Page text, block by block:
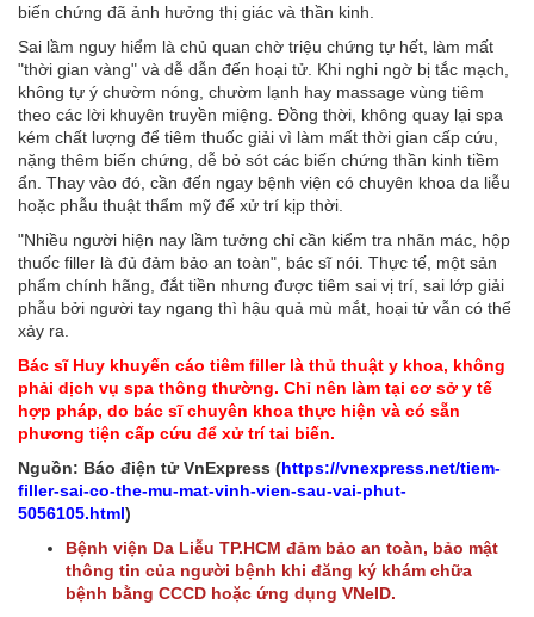
biến chứng đã ảnh hưởng thị giác và thần kinh.
Sai lầm nguy hiểm là chủ quan chờ triệu chứng tự hết, làm mất
"thời gian vàng" và dễ dẫn đến hoại tử. Khi nghi ngờ bị tắc mạch,
không tự ý chườm nóng, chườm lạnh hay massage vùng tiêm
theo các lời khuyên truyền miệng. Đồng thời, không quay lại spa
kém chất lượng để tiêm thuốc giải vì làm mất thời gian cấp cứu,
nặng thêm biến chứng, dễ bỏ sót các biến chứng thần kinh tiềm
ẩn. Thay vào đó, cần đến ngay bệnh viện có chuyên khoa da liễu
hoặc phẫu thuật thẩm mỹ để xử trí kịp thời.
"Nhiều người hiện nay lầm tưởng chỉ cần kiểm tra nhãn mác, hộp
thuốc filler là đủ đảm bảo an toàn", bác sĩ nói. Thực tế, một sản
phẩm chính hãng, đắt tiền nhưng được tiêm sai vị trí, sai lớp giải
phẫu bởi người tay ngang thì hậu quả mù mắt, hoại tử vẫn có thể
xảy ra.
Bác sĩ Huy khuyến cáo tiêm filler là thủ thuật y khoa, không
phải dịch vụ spa thông thường. Chỉ nên làm tại cơ sở y tế
hợp pháp, do bác sĩ chuyên khoa thực hiện và có sẵn
phương tiện cấp cứu để xử trí tai biến.
Nguồn: Báo điện tử VnExpress (https://vnexpress.net/tiem-
filler-sai-co-the-mu-mat-vinh-vien-sau-vai-phut-
5056105.html)
Bệnh viện Da Liễu TP.HCM đảm bảo an toàn, bảo mật
thông tin của người bệnh khi đăng ký khám chữa
bệnh bằng CCCD hoặc ứng dụng VNeID.